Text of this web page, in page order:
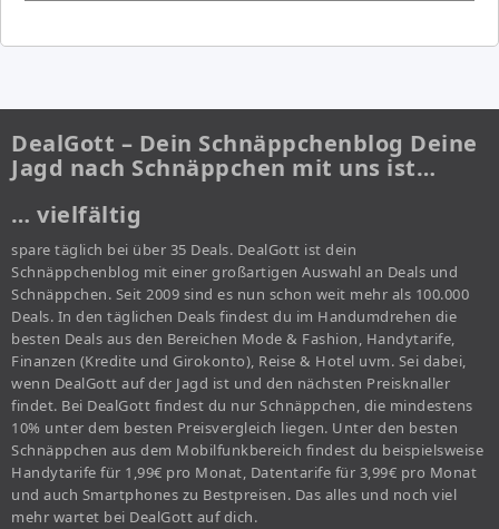
DealGott – Dein Schnäppchenblog Deine
Jagd nach Schnäppchen mit uns ist…
… vielfältig
spare täglich bei über 35 Deals. DealGott ist dein
Schnäppchenblog mit einer großartigen Auswahl an Deals und
Schnäppchen. Seit 2009 sind es nun schon weit mehr als 100.000
Deals. In den täglichen Deals findest du im Handumdrehen die
besten Deals aus den Bereichen Mode & Fashion, Handytarife,
Finanzen (Kredite und Girokonto), Reise & Hotel uvm. Sei dabei,
wenn DealGott auf der Jagd ist und den nächsten Preisknaller
findet. Bei DealGott findest du nur Schnäppchen, die mindestens
10% unter dem besten Preisvergleich liegen. Unter den besten
Schnäppchen aus dem Mobilfunkbereich findest du beispielsweise
Handytarife für 1,99€ pro Monat, Datentarife für 3,99€ pro Monat
und auch Smartphones zu Bestpreisen. Das alles und noch viel
mehr wartet bei DealGott auf dich.